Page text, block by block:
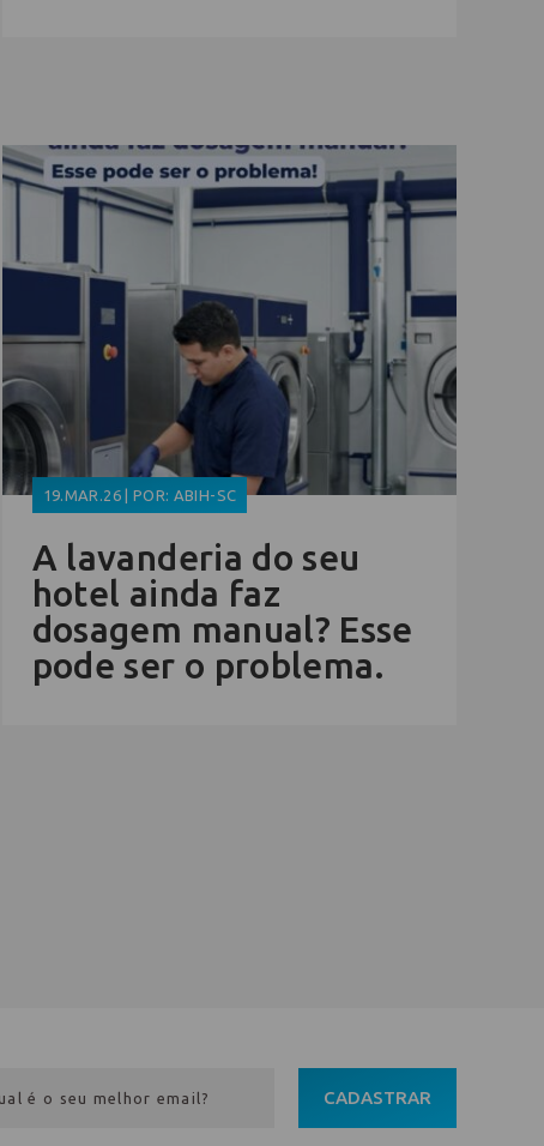
19.MAR.26 | POR: ABIH-SC
A lavanderia do seu
hotel ainda faz
dosagem manual? Esse
pode ser o problema.
CADASTRAR